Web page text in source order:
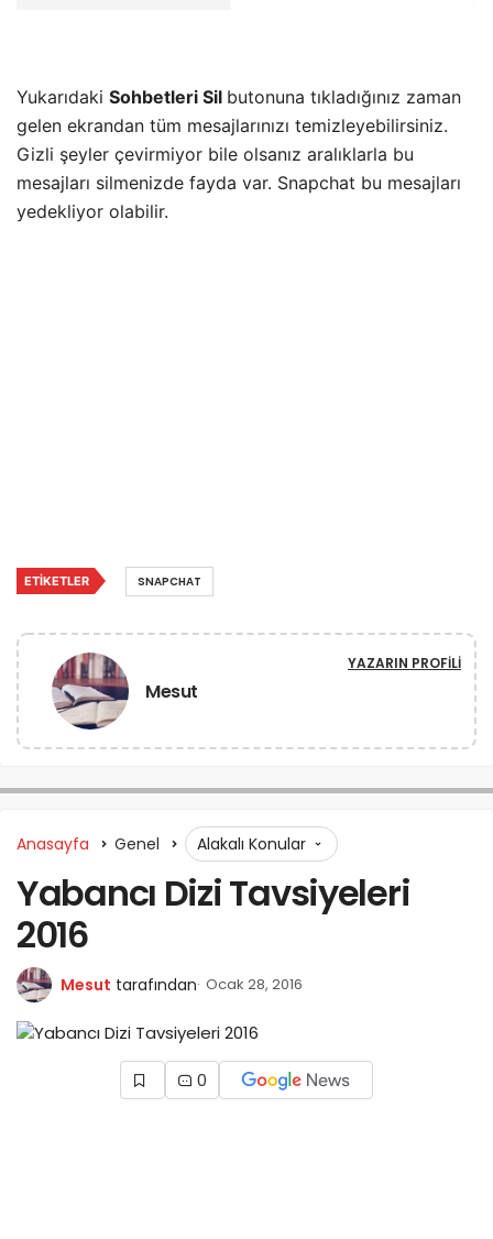
Yukarıdaki Sohbetleri Sil butonuna tıkladığınız zaman
gelen ekrandan tüm mesajlarınızı temizleyebilirsiniz.
Gizli şeyler çevirmiyor bile olsanız aralıklarla bu
mesajları silmenizde fayda var. Snapchat bu mesajları
yedekliyor olabilir.
ETIKETLER SNAPCHAT
Mesut
YAZARIN PROFILI
Anasayfa Genel Alakalı Konular
Yabancı Dizi Tavsiyeleri
2016
Mesut tarafından Ocak 28, 2016
0